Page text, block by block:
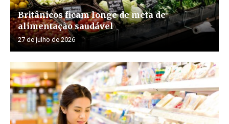
Britânicos ficam longe de meta de
alimentação saudável
27 de julho de 2026